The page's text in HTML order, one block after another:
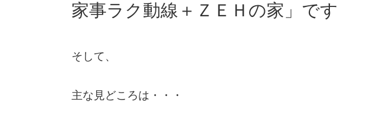
家事ラク動線＋ＺＥＨの家」です
そして、
主な見どころは・・・